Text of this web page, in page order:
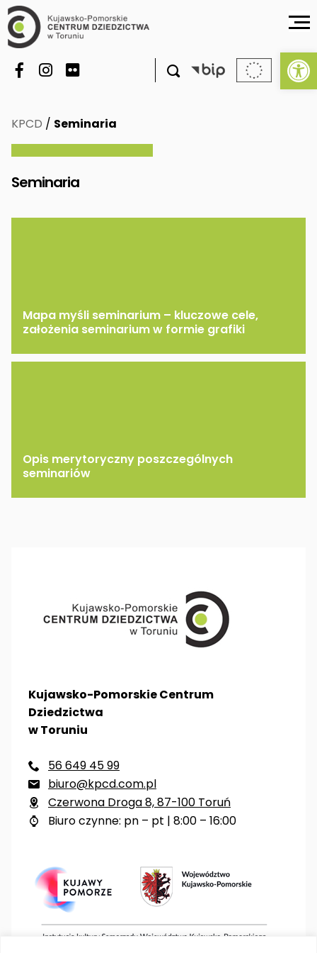

KPCD / Seminaria
Seminaria
Mapa myśli seminarium – kluczowe cele,
założenia seminarium w formie grafiki
Opis merytoryczny poszczególnych
seminariów
Kujawsko-Pomorskie Centrum
Dziedzictwa
w Toruniu
 56 649 45 99
 biuro@kpcd.com.pl
 Czerwona Droga 8, 87-100 Toruń
 Biuro czynne: pn – pt | 8:00 – 16:00